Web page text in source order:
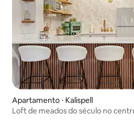
Apartamento ⋅ Kalispell
Loft de meados do século no